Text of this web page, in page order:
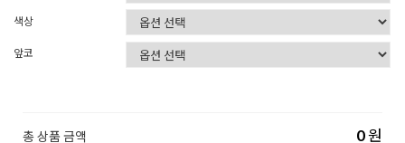
색상
앞코
총 상품 금액 0원